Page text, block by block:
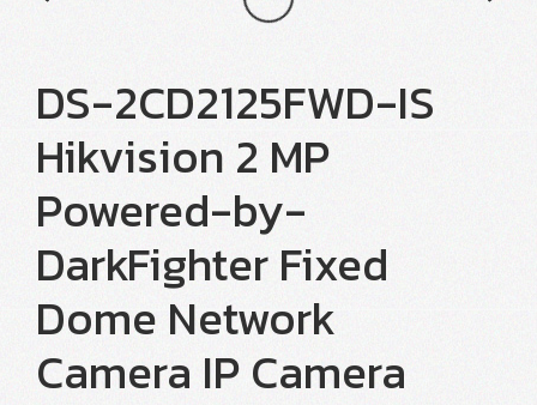
DS-2CD2125FWD-IS
Hikvision 2 MP
Powered-by-
DarkFighter Fixed
Dome Network
Camera IP Camera